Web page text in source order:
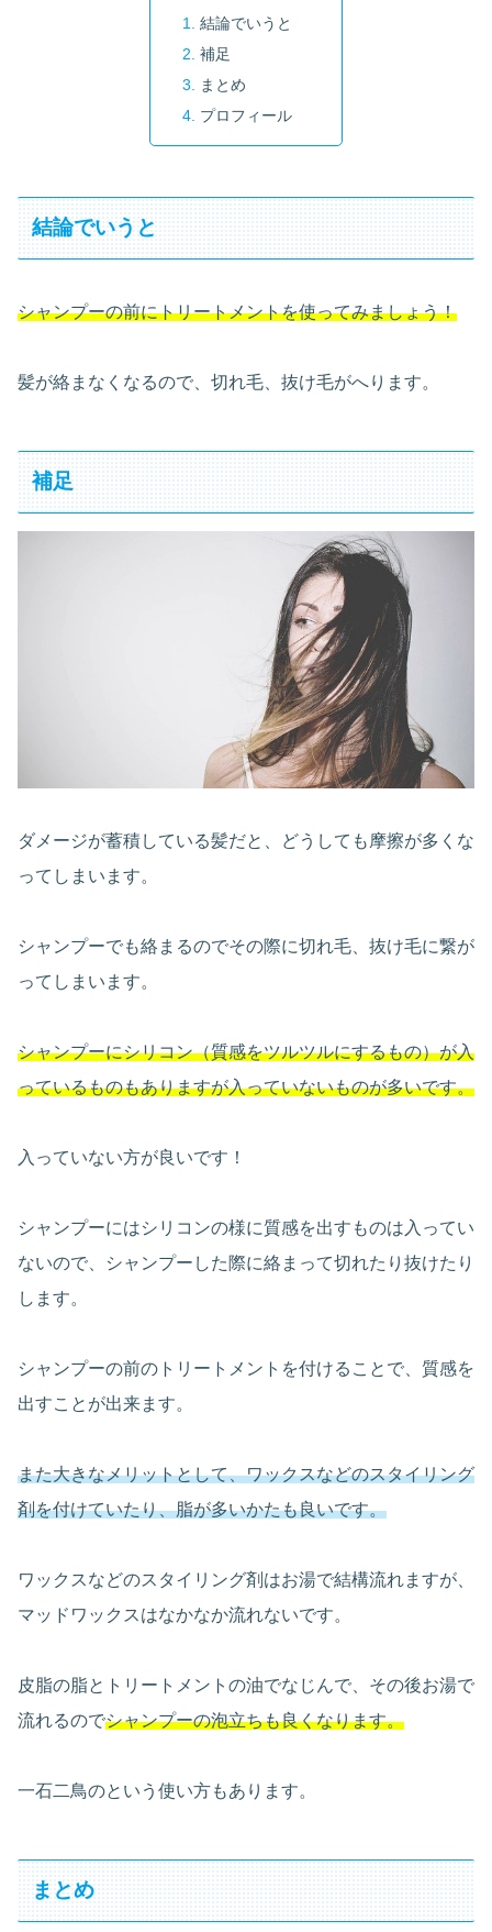
結論でいうと
補足
まとめ
プロフィール
結論でいうと
シャンプーの前にトリートメントを使ってみましょう！
髪が絡まなくなるので、切れ毛、抜け毛がへります。
補足
ダメージが蓄積している髪だと、どうしても摩擦が多くな
ってしまいます。
シャンプーでも絡まるのでその際に切れ毛、抜け毛に繋が
ってしまいます。
シャンプーにシリコン（質感をツルツルにするもの）が入
っているものもありますが入っていないものが多いです。
入っていない方が良いです！
シャンプーにはシリコンの様に質感を出すものは入ってい
ないので、シャンプーした際に絡まって切れたり抜けたり
します。
シャンプーの前のトリートメントを付けることで、質感を
出すことが出来ます。
また大きなメリットとして、ワックスなどのスタイリング
剤を付けていたり、脂が多いかたも良いです。
ワックスなどのスタイリング剤はお湯で結構流れますが、
マッドワックスはなかなか流れないです。
皮脂の脂とトリートメントの油でなじんで、その後お湯で
流れるのでシャンプーの泡立ちも良くなります。
一石二鳥のという使い方もあります。
まとめ